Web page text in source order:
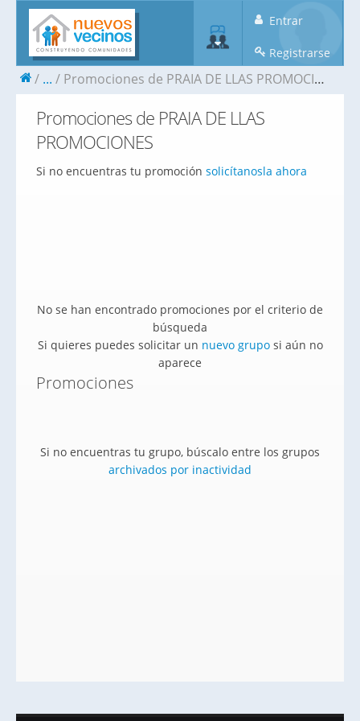
Entrar
Registrarse
... Promociones de PRAIA DE LLAS PROMOCIONES
Promociones de PRAIA DE LLAS
PROMOCIONES
Si no encuentras tu promoción solicítanosla ahora
No se han encontrado promociones por el criterio de
búsqueda
Si quieres puedes solicitar un nuevo gruposi aún no
aparece
Promociones
Si no encuentras tu grupo, búscalo entre los grupos
archivados por inactividad